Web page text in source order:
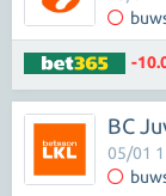
-
BC
05/01